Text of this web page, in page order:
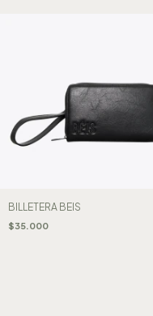
BILLETERA BEIS
$35.000